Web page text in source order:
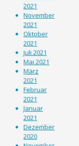
2021
November
2021
Oktober
2021
Juli 2021
Mai 2021
März
2021
Februar
2021
Januar
2021
Dezember
2020